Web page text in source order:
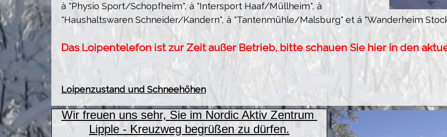
à "Physio Sport/Schopfheim", à "Intersport Haaf/Müllheim", à
"Haushaltswaren Schneider/Kandern", à "Tantenmühle/Malsburg" et á "Wanderheim
Das Loipentelefon ist zur Zeit außer Betrieb, bitte schauen Sie hier in den
Loipenzustand und Schneehöhen
Wir freuen uns sehr, Sie im Nordic Aktiv Zentrum
Lipple - Kreuzweg begrüßen zu dürfen.